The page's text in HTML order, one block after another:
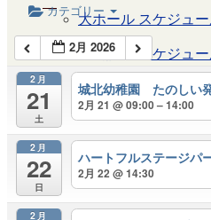
大ホール スケジュ
大会議室 スケジュ
チケットガイド
施設案内
大ホール
ステージビュー
カテゴリー
2月 2026
2月
21
土
城北幼稚園 たのしい
2月 21 @ 09:00 – 14:00
2月
22
日
ハートフルステージパ
2月 22 @ 14:30
2月